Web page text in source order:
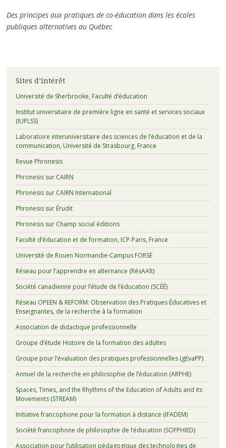
Des principes aux pratiques de co-éducation dans les écoles
publiques alternatives au Québec
Sites d’intérêt
Université de Sherbrooke, Faculté d’éducation
Institut universitaire de première ligne en santé et services sociaux
(IUPLSS)
Laboratoire interuniversitaire des sciences de l’éducation et de la
communication, Université de Strasbourg, France
Revue Phronesis
Phronesis sur CAIRN
Phronesis sur CAIRN International
Phronesis sur Érudit
Phronesis sur Champ social éditions
Faculté d’éducation et de formation, ICP-Paris, France
Université de Rouen Normandie-Campus FORSE
Réseau pour l’apprendre en alternance (RésAAlt)
Société canadienne pour l’étude de l’éducation (SCÉÉ)
Réseau OPEEN & REFORM: Observation des Pratiques Éducatives et
Enseignantes, de la recherche à la formation
Association de didactique professionnelle
Groupe d’étude Histoire de la formation des adultes
Groupe pour l’évaluation des pratiques professionnelles (gEvaPP)
Annuel de la recherche en philosophie de l’éducation (ARPHE)
Spaces, Times, and the Rhythms of the Education of Adults and its
Movements (STREAM)
Initiative francophone pour la formation à distance (IFADEM)
Société francophone de philosophie de l’éducation (SOFPHIED)
Association pour l’utilisation pédagogique des technologies de